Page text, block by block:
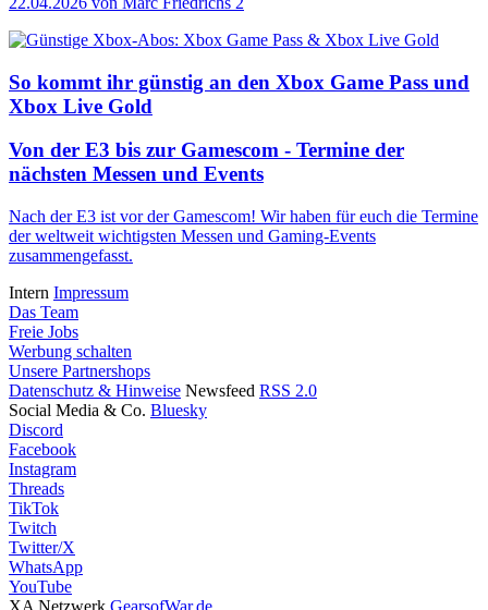
So kommt ihr günstig an den Xbox Game Pass und
Xbox Live Gold
Von der E3 bis zur Gamescom - Termine der
nächsten Messen und Events
Nach der E3 ist vor der Gamescom! Wir haben für euch die Termine
der weltweit wichtigsten Messen und Gaming-Events
zusammengefasst.
Intern Impressum
Das Team
Freie Jobs
Werbung schalten
Unsere Partnershops
Datenschutz & Hinweise Newsfeed RSS 2.0
Social Media & Co. Bluesky
Discord
Facebook
Instagram
Threads
TikTok
Twitch
Twitter/X
WhatsApp
YouTube
XA Netzwerk GearsofWar.de